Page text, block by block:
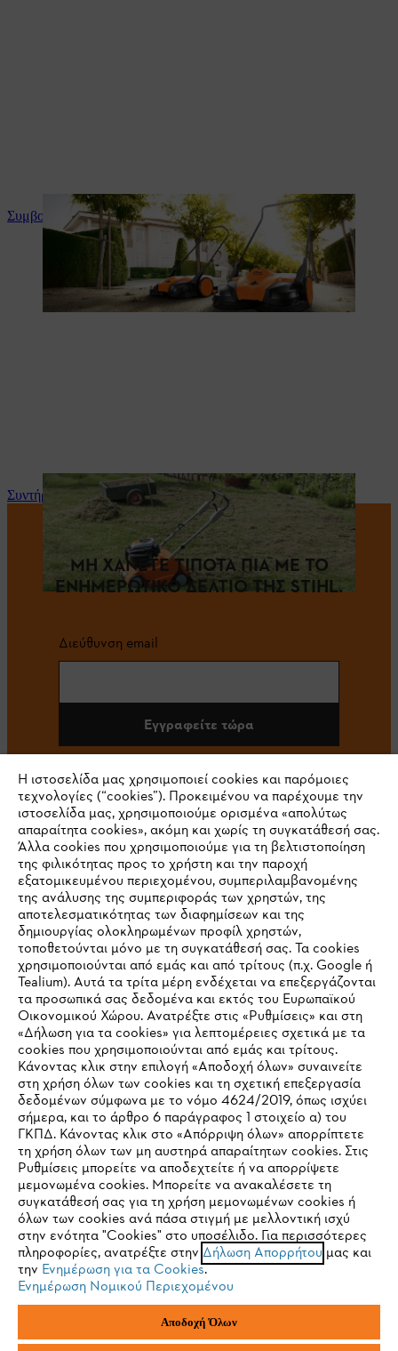
Συμβουλές και οδηγίες για το προϊόν
Συντήρηση και επισκευή
ΜΗ ΧΑΝΕΤΕ ΤΙΠΟΤΑ ΠΙΑ ΜΕ ΤΟ
ΕΝΗΜΕΡΩΤΙΚΟ ΔΕΛΤΙΟ ΤΗΣ STIHL.
Διεύθυνση email
Εγγραφείτε τώρα
#STIHL
Εταιρεία
STIHL Συχνές ερωτήσεις
Service
Πολιτική απορρήτου Νομικό κείμενο Cookies
Νομικές πληροφορίες
145 64 Κηφισιά, Αθήνα
IHR BROWSER WIRD NICHT
UNTERSTÜTZT
Sie nutzen einen Browser, den wir noch nicht unterstützen. Für
eine optimale Nutzung unserer Seite empfehlen wir Ihnen, zu
einem der folgenden Browser zu wechseln:
Firefox Chrome
Η ιστοσελίδα μας χρησιμοποιεί cookies και παρόμοιες
τεχνολογίες (“cookies”). Προκειμένου να παρέχουμε την
ιστοσελίδα μας, χρησιμοποιούμε ορισμένα «απολύτως
απαραίτητα cookies», ακόμη και χωρίς τη συγκατάθεσή σας.
Άλλα cookies που χρησιμοποιούμε για τη βελτιστοποίηση
της φιλικότητας προς το χρήστη και την παροχή
εξατομικευμένου περιεχομένου, συμπεριλαμβανομένης
της ανάλυσης της συμπεριφοράς των χρηστών, της
αποτελεσματικότητας των διαφημίσεων και της
δημιουργίας ολοκληρωμένων προφίλ χρηστών,
τοποθετούνται μόνο με τη συγκατάθεσή σας. Τα cookies
χρησιμοποιούνται από εμάς και από τρίτους (π.χ. Google ή
Tealium). Αυτά τα τρίτα μέρη ενδέχεται να επεξεργάζονται
τα προσωπικά σας δεδομένα και εκτός του Ευρωπαϊκού
Οικονομικού Χώρου. Ανατρέξτε στις «Ρυθμίσεις» και στη
«Δήλωση για τα cookies» για λεπτομέρειες σχετικά με τα
cookies που χρησιμοποιούνται από εμάς και τρίτους.
Κάνοντας κλικ στην επιλογή «Αποδοχή όλων» συναινείτε
στη χρήση όλων των cookies και τη σχετική επεξεργασία
δεδομένων σύμφωνα με το νόμο 4624/2019, όπως ισχύει
σήμερα, και το άρθρο 6 παράγραφος 1 στοιχείο α) του
ΓΚΠΔ. Κάνοντας κλικ στο «Απόρριψη όλων» απορρίπτετε
τη χρήση όλων των μη αυστηρά απαραίτητων cookies. Στις
Ρυθμίσεις μπορείτε να αποδεχτείτε ή να απορρίψετε
μεμονωμένα cookies. Μπορείτε να ανακαλέσετε τη
συγκατάθεσή σας για τη χρήση μεμονωμένων cookies ή
όλων των cookies ανά πάσα στιγμή με μελλοντική ισχύ
στην ενότητα "Cookies" στο υποσέλιδο. Για περισσότερες
πληροφορίες, ανατρέξτε στην Δήλωση Απορρήτου μας και
την Ενημέρωση για τα Cookies.
Ενημέρωση Νομικού Περιεχομένου
Αποδοχή Όλων